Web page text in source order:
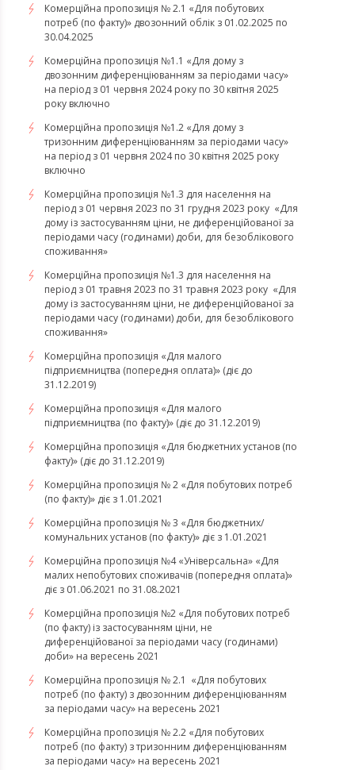
Комерційна пропозиція № 2.1 «Для побутових
потреб (по факту)» двозонний облік з 01.02.2025 по
30.04.2025
Комерційна пропозиція №1.1 «Для дому з
двозонним диференціюванням за періодами часу»
на період з 01 червня 2024 року по 30 квітня 2025
року включно
Комерційна пропозиція №1.2 «Для дому з
тризонним диференціюванням за періодами часу»
на період з 01 червня 2024 по 30 квітня 2025 року
включно
​​​​​​​Комерційна пропозиція №1.3 для населення на
період з 01 червня 2023 по 31 грудня 2023 року «Для
дому із застосуванням ціни, не диференційованої за
періодами часу (годинами) доби, для безоблікового
споживання»
​​​​​​​Комерційна пропозиція №1.3 для населення на
період з 01 травня 2023 по 31 травня 2023 року «Для
дому із застосуванням ціни, не диференційованої за
періодами часу (годинами) доби, для безоблікового
споживання»
Комерційна пропозиція «Для малого
підприємництва (попередня оплата)» (діє до
31.12.2019)
Комерційна пропозиція «Для малого
підприємництва (по факту)» (діє до 31.12.2019)
Комерційна пропозиція «Для бюджетних установ (по
факту)» (діє до 31.12.2019)
Комерційна пропозиція № 2 «Для побутових потреб
(по факту)» діє з 1.01.2021
Комерційна пропозиція № 3 «Для бюджетних/
комунальних установ (по факту)» діє з 1.01.2021
Комерційна пропозиція №4 «Універсальна» «Для
малих непобутових споживачів (попередня оплата)»
діє з 01.06.2021 по 31.08.2021
Комерційна пропозиція №2 «Для побутових потреб
(по факту) із застосуванням ціни, не
диференційованої за періодами часу (годинами)
доби» на вересень 2021
Комерційна пропозиція № 2.1 «Для побутових
потреб (по факту) з двозонним диференціюванням
за періодами часу» на вересень 2021
Комерційна пропозиція № 2.2 «Для побутових
потреб (по факту) з тризонним диференціюванням
за періодами часу» на вересень 2021